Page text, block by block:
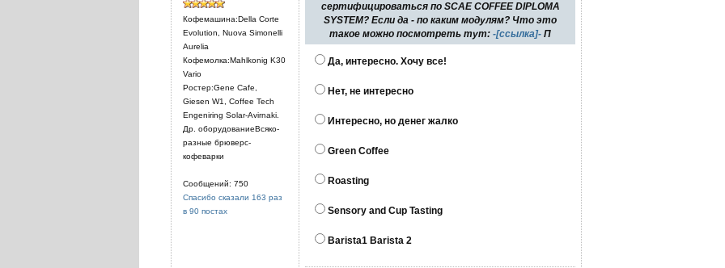
Кофемашина:Della Corte
Evolution, Nuova Simonelli
Aurelia
Кофемолка:Mahlkonig K30
Vario
Ростер:Gene Cafe,
Giesen W1, Coffee Tech
Engeniring Solar-Avirnaki.
Др. оборудованиеВсяко-
разные брюверс-
кофеварки
Сообщений: 750
Спасибо сказали 163 раз
в 90 постах
сертифицироваться по SCAE COFFEE DIPLOMA
SYSTEM? Если да - по каким модулям? Что это
такое можно посмотреть тут: -[ссылка]- П
Да, интересно. Хочу все!
Нет, не интересно
Интересно, но денег жалко
Green Coffee
Roasting
Sensory and Cup Tasting
Barista1 Barista 2